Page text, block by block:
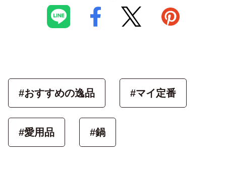
#おすすめの逸品 #マイ定番
#愛用品 #鍋